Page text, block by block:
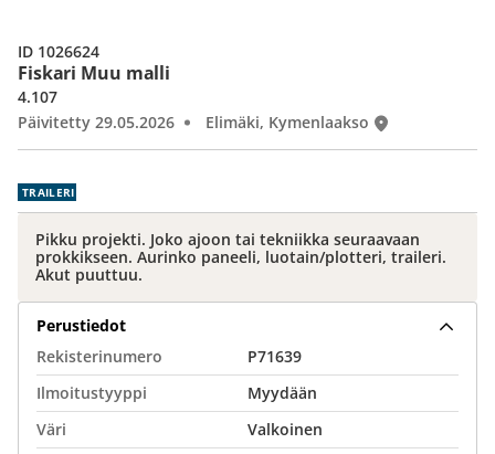
Fiskari Muu malli
4.107
Päivitetty 29.05.2026
Elimäki, Kymenlaakso
ID 1026624
TRAILERI
Pikku projekti. Joko ajoon tai tekniikka seuraavaan
prokkikseen. Aurinko paneeli, luotain/plotteri, traileri.
Akut puuttuu.
Perustiedot
Rekisterinumero
P71639
Ilmoitustyyppi
Myydään
Väri
Valkoinen